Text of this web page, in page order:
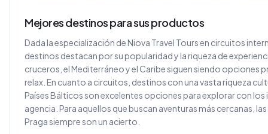
Mejores destinos para sus productos
Dada la especialización de Niova Travel Tours en circuitos
destinos destacan por su popularidad y la riqueza de
cruceros, el Mediterráneo y el Caribe siguen siendo
relax. En cuanto a circuitos, destinos con una vasta riqueza
Países Bálticos son excelentes opciones para explorar con
agencia. Para aquellos que buscan aventuras más cercanas,
Praga siempre son un acierto.